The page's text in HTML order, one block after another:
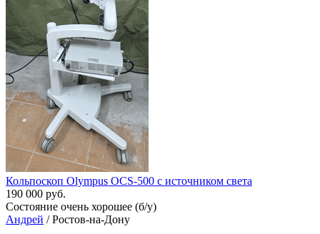
Кольпоскоп Olympus OCS-500 с источником света
190 000 руб.
Состояние очень хорошее (б/у)
Андрей / Ростов-на-Дону